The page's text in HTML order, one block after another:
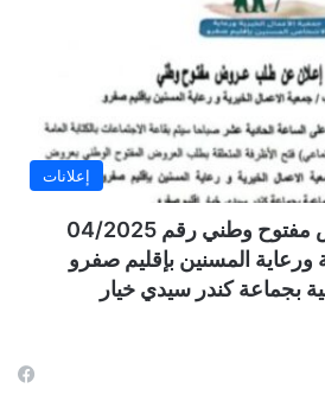
إعلانات
إعلان عن طلب عروض مفتوح وطني رقم 04/2025
ورعاية المسنين بإقليم صفرو
بجماعة كندر سيدي خيار